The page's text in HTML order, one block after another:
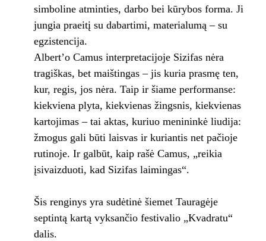
simboline atminties, darbo bei kūrybos forma. Ji
jungia praeitį su dabartimi, materialumą – su
egzistencija.
Albert’o Camus interpretacijoje Sizifas nėra
tragiškas, bet maištingas – jis kuria prasmę ten,
kur, regis, jos nėra. Taip ir šiame performanse:
kiekviena plyta, kiekvienas žingsnis, kiekvienas
kartojimas – tai aktas, kuriuo menininkė liudija:
žmogus gali būti laisvas ir kuriantis net pačioje
rutinoje. Ir galbūt, kaip rašė Camus, „reikia
įsivaizduoti, kad Sizifas laimingas“.
Šis renginys yra sudėtinė šiemet Tauragėje
septintą kartą vyksančio festivalio „Kvadratu“
dalis.